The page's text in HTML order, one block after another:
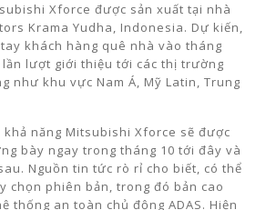
Xforce được sản xuất tại nhà
Krama Yudha, Indonesia. Dự kiến,
khách hàng quê nhà vào tháng
lần lượt giới thiệu tới các thị trường
như khu vực Nam Á, Mỹ Latin, Trung
khả năng Mitsubishi Xforce sẽ được
bày ngay trong tháng 10 tới đây và
Nguồn tin tức rò rỉ cho biết, có thể
chọn phiên bản, trong đó bản cao
thống an toàn chủ động ADAS. Hiện